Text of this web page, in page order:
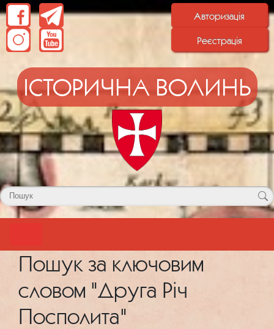
Авторизація
Реєстрація
ІСТОРИЧНА ВОЛИНЬ
Пошук за ключовим
словом "Друга Річ
Посполита"